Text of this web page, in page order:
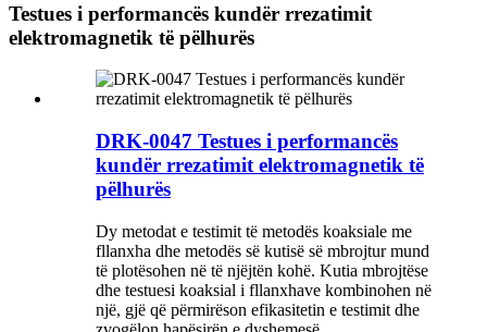
Testues i performancës kundër rrezatimit
elektromagnetik të pëlhurës
DRK-0047 Testues i performancës
kundër rrezatimit elektromagnetik të
pëlhurës
Dy metodat e testimit të metodës koaksiale me
fllanxha dhe metodës së kutisë së mbrojtur mund
të plotësohen në të njëjtën kohë. Kutia mbrojtëse
dhe testuesi koaksial i fllanxhave kombinohen në
një, gjë që përmirëson efikasitetin e testimit dhe